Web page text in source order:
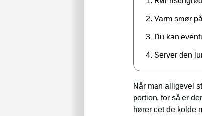
Varm smør
Du kan
Server den
Når man alligevel
portion, for så er
hører det de kolde